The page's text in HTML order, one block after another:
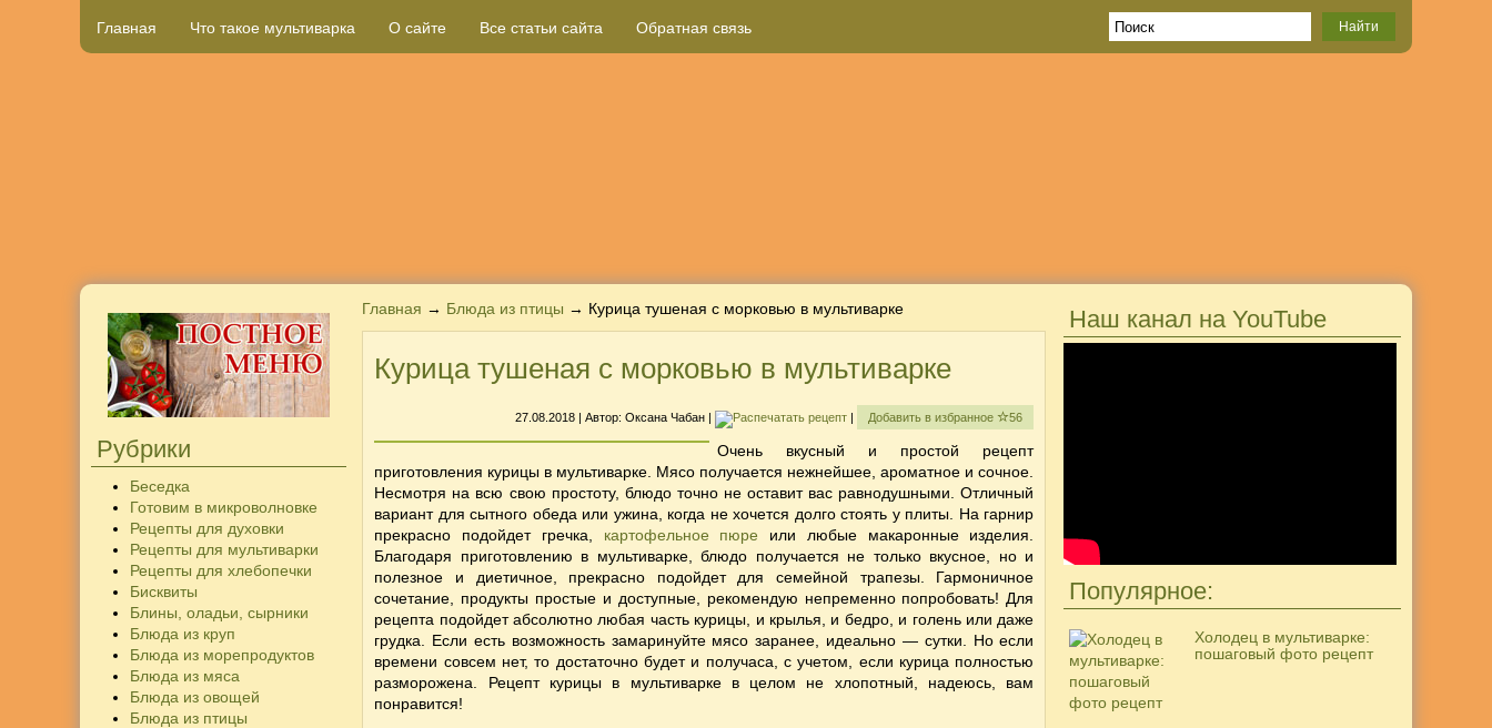
Главная Что такое мультиварка О сайте Все статьи сайта Обратная связь
Рубрики
Беседка
Готовим в микроволновке
Рецепты для духовки
Рецепты для мультиварки
Рецепты для хлебопечки
Бисквиты
Блины, оладьи, сырники
Блюда из круп
Блюда из морепродуктов
Блюда из мяса
Блюда из овощей
Блюда из птицы
Главная → Блюда из птицы → Курица тушеная с морковью в мультиварке
Курица тушеная с морковью в мультиварке
27.08.2018 | Автор:Оксана Чабан | | Добавить в избранное 56
Очень вкусный и простой рецепт
приготовления курицы в мультиварке. Мясо получается нежнейшее, ароматное и сочное.
Несмотря на всю свою простоту, блюдо точно не оставит вас равнодушными. Отличный
вариант для сытного обеда или ужина, когда не хочется долго стоять у плиты. На гарнир
прекрасно подойдет гречка, картофельное пюре или любые макаронные изделия.
Благодаря приготовлению в мультиварке, блюдо получается не только вкусное, но и
полезное и диетичное, прекрасно подойдет для семейной трапезы. Гармоничное
сочетание, продукты простые и доступные, рекомендую непременно попробовать! Для
рецепта подойдет абсолютно любая часть курицы, и крылья, и бедро, и голень или даже
грудка. Если есть возможность замаринуйте мясо заранее, идеально — сутки. Но если
времени совсем нет, то достаточно будет и получаса, с учетом, если курица полностью
разморожена. Рецепт курицы в мультиварке в целом не хлопотный, надеюсь, вам
понравится!
Наш канал на YouTube
Популярное:
Холодец в мультиварке:
пошаговый фото рецепт